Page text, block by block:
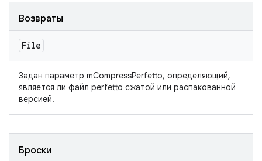
Возвраты
File
Задан параметр mCompressPerfetto, определяющий,
является ли файл perfetto сжатой или распакованной
версией.
Броски